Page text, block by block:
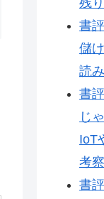
書
儲
読
書
じ
IoT
考察
書